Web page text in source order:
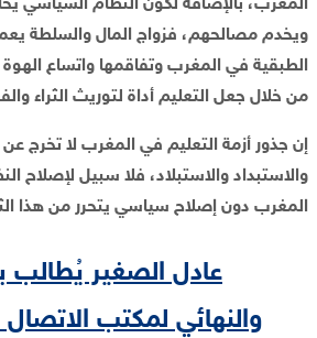
المغرب، بالإضافة لكون النظام السياسي
ويخدم مصالحهم، فزواج المال والسلطة
الطبقية في المغرب وتفاقمها واتساع الهوة
من خلال جعل التعليم أداة لتوريث الثراء
إن جذور أزمة التعليم في المغرب لا تخرج عن
والاستبداد والاستبلاد، فلا سبيل لإصلاح
المغرب دون إصلاح سياسي يتحرر من هذا
عادل الصغير يُطالب
والنهائي لمكتب